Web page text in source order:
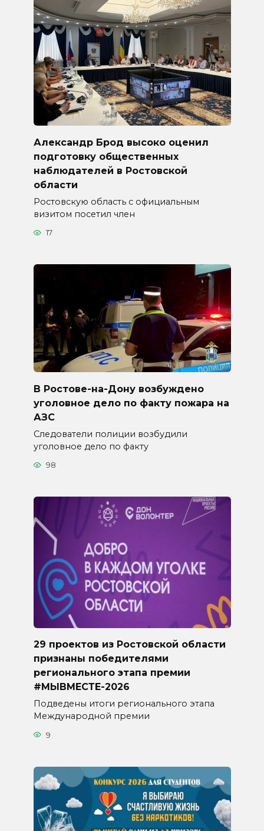
Александр Брод высоко оценил
подготовку общественных
наблюдателей в Ростовской
области
Ростовскую область с официальным
визитом посетил член
17
В Ростове-на-Дону возбуждено
уголовное дело по факту пожара на
АЗС
Следователи полиции возбудили
уголовное дело по факту
98
29 проектов из Ростовской области
признаны победителями
регионального этапа премии
#МЫВМЕСТЕ-2026
Подведены итоги регионального этапа
Международной премии
9